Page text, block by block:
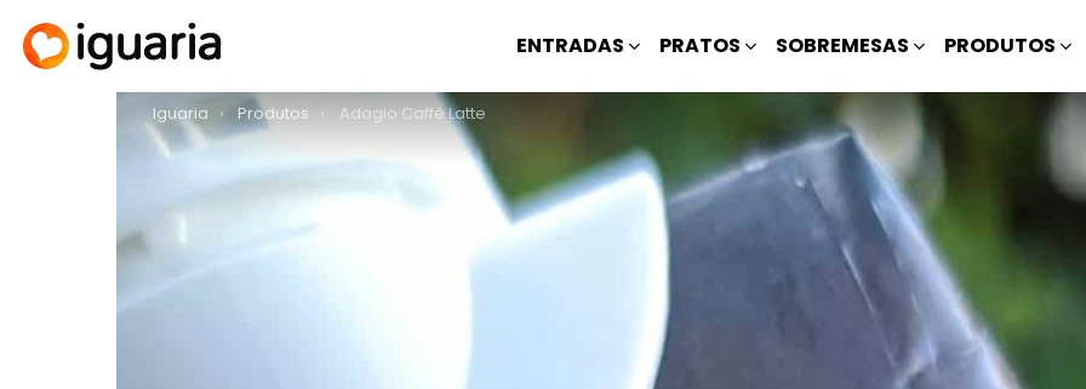
ENTRADAS PRATOS SOBREMESAS PRODUTOS
You are here:
Iguaria Produtos Adagio Caffé Latte